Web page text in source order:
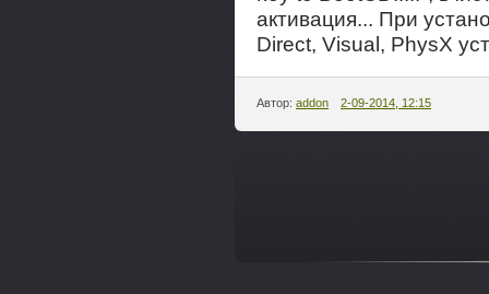
активация... При
Direct, Visual, PhysX
Автор: addon 2-09-2014, 12:15